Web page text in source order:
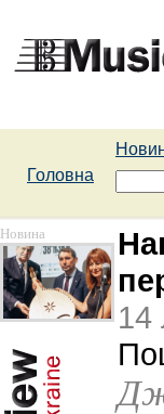
Головна
Новина
14